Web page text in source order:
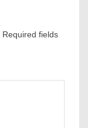
Required fields